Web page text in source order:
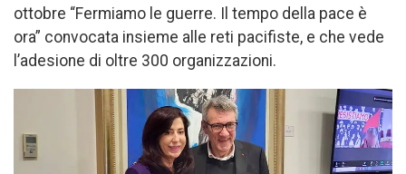
ottobre “Fermiamo le guerre. Il tempo della pace è
ora” convocata insieme alle reti pacifiste, e che vede
l’adesione di oltre 300 organizzazioni.